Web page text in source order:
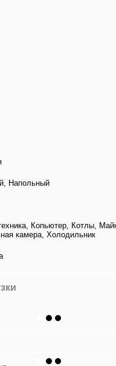
Напольный
Копьютер, Котлы,
камера, Холодильник